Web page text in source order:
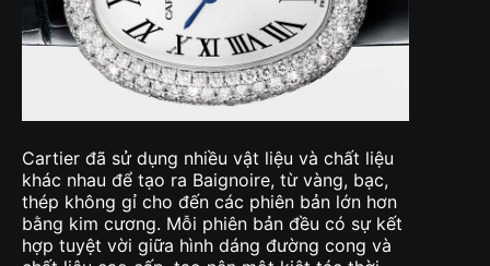
Cartier đã sử dụng nhiều vật liệu và chất liệu
khác nhau để tạo ra Baignoire, từ vàng, bạc,
thép không gỉ cho đến các phiên bản lớn hơn
bằng kim cương. Mỗi phiên bản đều có sự kết
hợp tuyệt vời giữa hình dáng đường cong và